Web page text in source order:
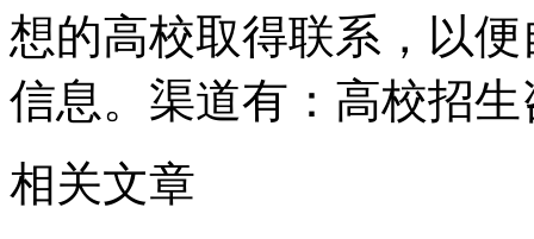
想的高校取得联系，以
信息。渠道有：高校招
相关文章